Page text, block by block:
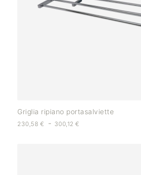
Griglia ripiano portasalviette
230,58 € - 300,12€